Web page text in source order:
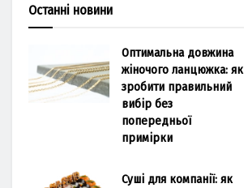
Останні новини
Оптимальна довжина
жіночого ланцюжка: як
зробити правильний
вибір без
попередньої
примірки
Суші для компанії: як